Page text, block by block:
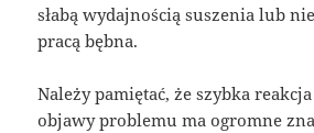
słabą wydajnością suszenia lub
pracą bębna.
Należy pamiętać, że szybka
objawy problemu ma ogromne